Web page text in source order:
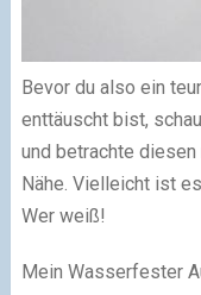
Bevor du also ein
enttäuscht bist,
und betrachte
Nähe. Vielleicht ist
Wer weiß!
Mein Wasserfester